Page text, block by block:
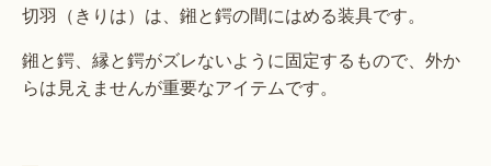
切羽（きりは）は、鎺と鍔の間にはめる装具です。
鎺と鍔、縁と鍔がズレないように固定するもので、外か
らは見えませんが重要なアイテムです。